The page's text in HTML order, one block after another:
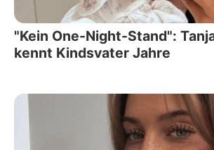
"Kein One-Night-Stand":
kennt Kindsvater Jahre